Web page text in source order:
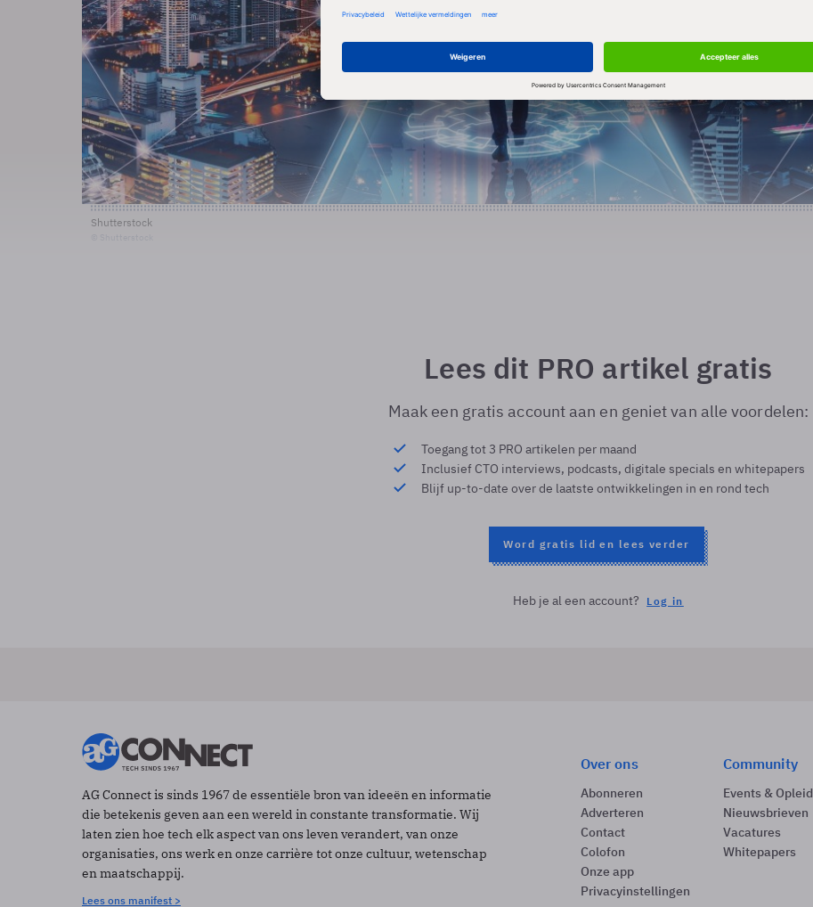
Shutterstock
Lees dit PRO artikel gratis
Maak een gratis account aan en geniet van alle voordelen:
Toegang tot 3 PRO artikelen per maand
Inclusief CTO interviews, podcasts, digitale specials en whitepapers
Blijf up-to-date over de laatste ontwikkelingen in en rond tech
Word gratis lid en lees verder
Heb je al een account? Log in
AG Connect is sinds 1967 de essentiële bron van ideeën en informatie
die betekenis geven aan een wereld in constante transformatie. Wij
laten zien hoe tech elk aspect van ons leven verandert, van onze
organisaties, ons werk en onze carrière tot onze cultuur, wetenschap
en maatschappij.
Lees ons manifest >
Over ons
Abonneren
Adverteren
Contact
Colofon
Onze app
Privacyinstellingen
Community
Events &
Nieuwsbrieven
Vacatures
Whitepapers